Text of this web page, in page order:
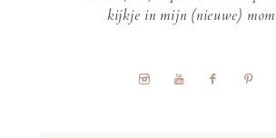
kijkje in mijn (nieuwe)